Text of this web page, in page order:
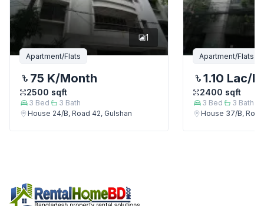
1
Apartment/Flats
75 K/Month
2500 sqft
3 Bed 3 Bath
House 24/B, Road 42, Gulshan
Apartment/Flats
1.10 Lac/
2400 sqft
3 Bed 3 Bath
House 37/B,